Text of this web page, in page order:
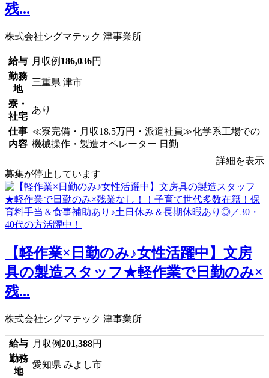
残...
株式会社シグマテック 津事業所
給与 月収例 186,036円
勤務
地
三重県 津市
寮・
社宅
あり
仕事
内容
≪寮完備・月収18.5万円・派遣社員≫化学系工場での
機械操作・製造オペレーター 日勤
詳細を表示
募集が停止しています
【軽作業×日勤のみ♪女性活躍中】文房
具の製造スタッフ★軽作業で日勤のみ×
残...
株式会社シグマテック 津事業所
給与 月収例201,388円
勤務
地
愛知県 みよし市